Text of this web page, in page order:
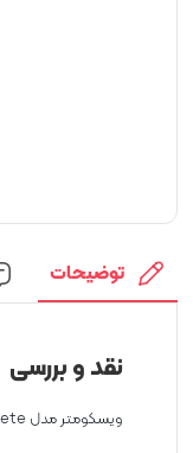
توضیحات
نقد و بررسی
ویسکومتر مدل ROTAVISC hi-vi I Complete کمپانی IKA